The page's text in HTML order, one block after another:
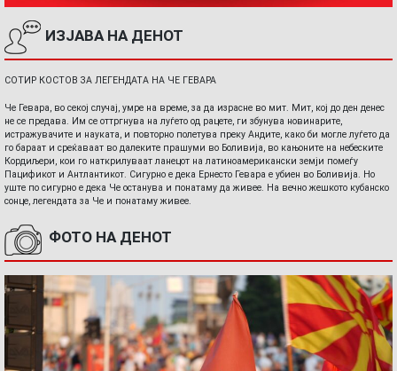
ИЗЈАВА НА ДЕНОТ
СОТИР КОСТОВ ЗА ЛЕГЕНДАТА НА ЧЕ ГЕВАРА
Че Гевара, во секој случај, умре на време, за да израсне во мит. Мит, кој до ден денес
не се предава. Им се оттргнува на луѓето од рацете, ги збунува новинарите,
истражувачите и науката, и повторно полетува преку Андите, како би могле луѓето да
го бараат и среќаваат во далеките прашуми во Боливија, во кањоните на небеските
Кордиљери, кои го наткрилуваат ланецот на латиноамерикански земји помеѓу
Пацификот и Антлантикот. Сигурно е дека Ернесто Гевара е убиен во Боливија. Но
уште по сигурно е дека Че останува и понатаму да живее. На вечно жешкото кубанско
сонце, легендата за Че и понатаму живее.
ФОТО НА ДЕНОТ